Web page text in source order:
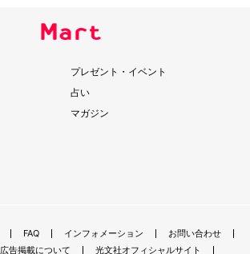
プレゼント・イベント
占い
マガジン
FAQ インフォメーション
お問い合わせ
広告掲載について 光文社オフィシャルサイト